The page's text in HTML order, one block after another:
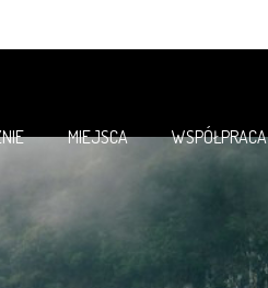
MIEJSCA WSPÓŁPRACA